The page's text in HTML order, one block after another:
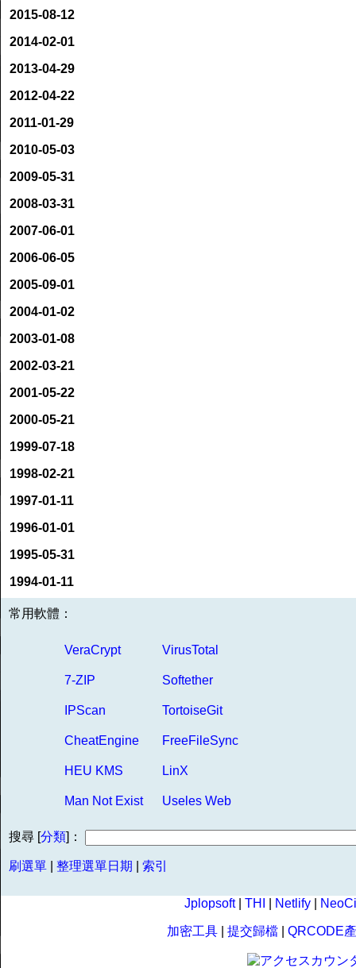
2015-08-12
2014-02-01
2013-04-29
2012-04-22
2011-01-29
2010-05-03
2009-05-31
2008-03-31
2007-06-01
2006-06-05
2005-09-01
2004-01-02
2003-01-08
2002-03-21
2001-05-22
2000-05-21
1999-07-18
1998-02-21
1997-01-11
1996-01-01
1995-05-31
1994-01-11
常用軟體：
VeraCrypt VirusTotal
7-ZIP Softether
IPScan TortoiseGit
CheatEngine FreeFileSync
HEU KMS LinX
Man Not Exist Useles Web
搜尋 [分類]：
刷選單 整理選單日期 索引
Jplopsoft| THI Netlify
加密工具| 提交歸檔| QRCODE